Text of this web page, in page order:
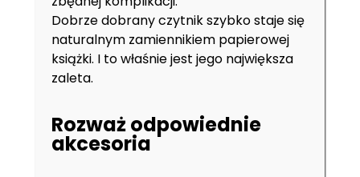
Dobrze dobrany czytnik szybko staje się
naturalnym zamiennikiem papierowej
książki. I to właśnie jest jego największa
zaleta.
Rozważ odpowiednie
akcesoria